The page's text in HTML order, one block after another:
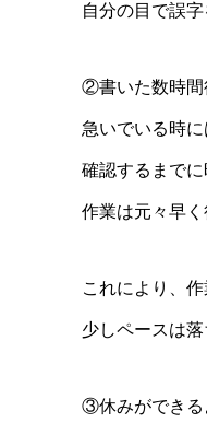
自分の目で誤
②書いた数時間
急いでいる時
確認するまで
作業は元々早
これにより、
少しペースは
③休みができる